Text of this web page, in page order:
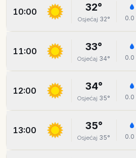
10:00 32°
Osjećaj 32° 0.0
11:00 33°
Osjećaj 34° 0.0
12:00 34°
Osjećaj 35° 0.0
13:00 35°
Osjećaj 35° 0.0